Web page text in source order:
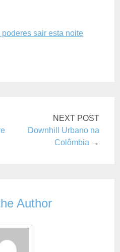
NEXT POST
Downhill Urbano na
Colômbia →
Author